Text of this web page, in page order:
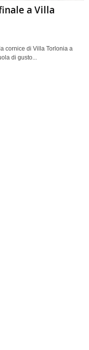
a Villa
cornice di Villa Torlonia a
di gusto...